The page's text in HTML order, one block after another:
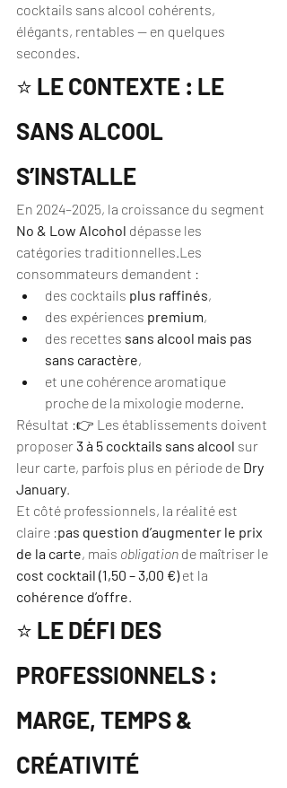
cocktails sans alcool cohérents,
élégants, rentables — en quelques
secondes.
⭐ LE CONTEXTE : LE
SANS ALCOOL
S’INSTALLE
En 2024–2025, la croissance du segment
No & Low Alcohol dépasse les
catégories traditionnelles.Les
consommateurs demandent :
des cocktails plus raffinés,
des expériences premium,
des recettes sans alcool mais pas
sans caractère,
et une cohérence aromatique
proche de la mixologie moderne.
Résultat :👉 Les établissements doivent
proposer 3 à 5 cocktails sans alcool sur
leur carte, parfois plus en période de Dry
January.
Et côté professionnels, la réalité est
claire :pas question d’augmenter le prix
de la carte, mais obligation de maîtriser le
cost cocktail (1,50 – 3,00 €) et la
cohérence d’offre.
⭐ LE DÉFI DES
PROFESSIONNELS :
MARGE, TEMPS &
CRÉATIVITÉ